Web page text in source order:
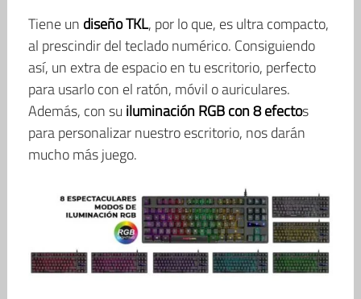
Tiene un diseño TKL, por lo que, es ultra compacto,
al prescindir del teclado numérico. Consiguiendo
así, un extra de espacio en tu escritorio, perfecto
para usarlo con el ratón, móvil o auriculares.
Además, con su iluminación RGB con 8 efectos
para personalizar nuestro escritorio, nos darán
mucho más juego.